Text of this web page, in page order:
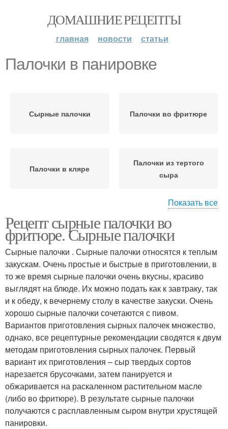
ДОМАШНИЕ РЕЦЕПТЫ
главная новости статьи
Палочки в панировке
Сырные палочки Палочки во фритюре
Палочки в кляре
Палочки из тертого
сыра
Палочки к пиву Палочки с розмарином
Палочки на мангале Куриные палочки
Палочки с сыром Палочки на кефире
Показать все
Рецепт сырные палочки во
фритюре. Сырные палочки
Сырные палочки . Сырные палочки относятся к теплым
закускам. Очень простые и быстрые в приготовлении, в
то же время сырные палочки очень вкусны, красиво
выглядят на блюде. Их можно подать как к завтраку, так
и к обеду, к вечернему столу в качестве закуски. Очень
хорошо сырные палочки сочетаются с пивом.
Вариантов приготовления сырных палочек множество,
однако, все рецептурные рекомендации сводятся к двум
методам приготовления сырных палочек. Первый
вариант их приготовления – сыр твердых сортов
нарезается брусочками, затем панируется и
обжаривается на раскаленном растительном масле
(либо во фритюре). В результате сырные палочки
получаются с расплавленным сыром внутри хрустящей
панировки.